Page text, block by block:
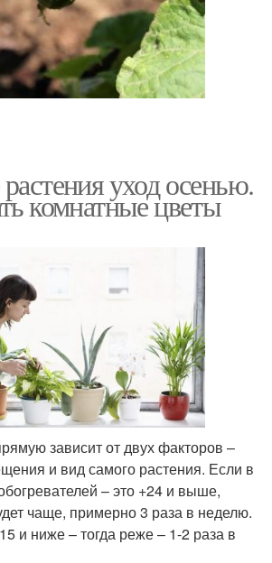
уход осенью.
комнатные цветы
зависит от двух факторов –
и вид самого растения. Если в
– это +24 и выше,
чаще, примерно 3 раза в неделю.
и ниже – тогда реже – 1-2 раза в